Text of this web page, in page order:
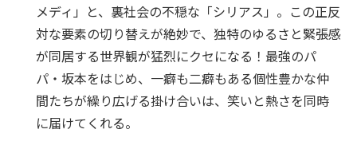
メディ」と、裏社会の不穏な「シリアス」。この正反
対な要素の切り替えが絶妙で、独特のゆるさと緊張感
が同居する世界観が猛烈にクセになる！最強のパ
パ・坂本をはじめ、一癖も二癖もある個性豊かな仲
間たちが繰り広げる掛け合いは、笑いと熱さを同時
に届けてくれる。